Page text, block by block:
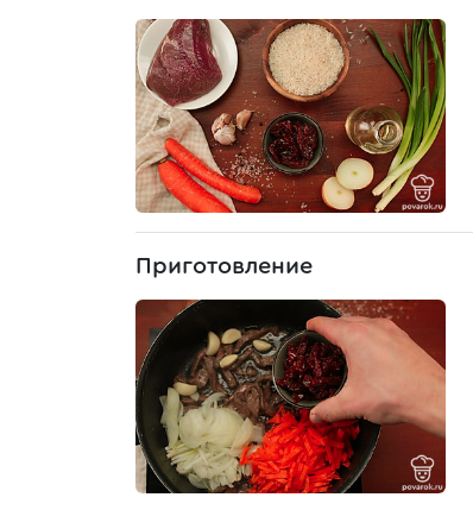
Приготовление